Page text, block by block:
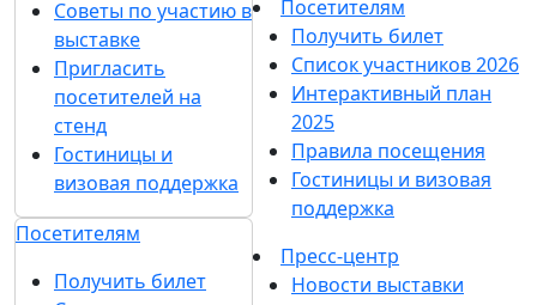
Советы по участию в
выставке
Пригласить
посетителей на
стенд
Гостиницы и
визовая поддержка
Посетителям
Получить билет
Посетителям
Получить билет
Список участников 2026
Интерактивный план
2025
Правила посещения
Гостиницы и визовая
поддержка
Пресс-центр
Новости выставки